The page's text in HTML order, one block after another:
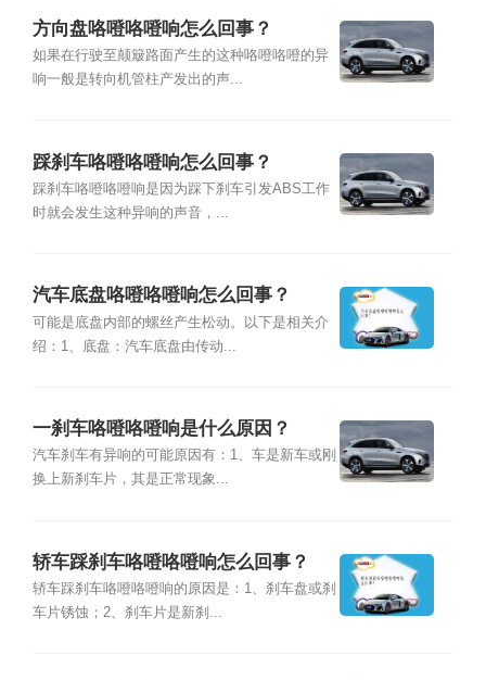
方向盘咯噔咯噔响怎么回事？
如果在行驶至颠簸路面产生的这种咯噔咯噔的异
响一般是转向机管柱产发出的声...
踩刹车咯噔咯噔响怎么回事？
踩刹车咯噔咯噔响是因为踩下刹车引发ABS工作
时就会发生这种异响的声音，...
汽车底盘咯噔咯噔响怎么回事？
可能是底盘内部的螺丝产生松动。以下是相关介
绍：1、底盘：汽车底盘由传动...
一刹车咯噔咯噔响是什么原因？
汽车刹车有异响的可能原因有：1、车是新车或刚
换上新刹车片，其是正常现象...
轿车踩刹车咯噔咯噔响怎么回事？
轿车踩刹车咯噔咯噔响的原因是：1、刹车盘或刹
车片锈蚀；2、刹车片是新刹...